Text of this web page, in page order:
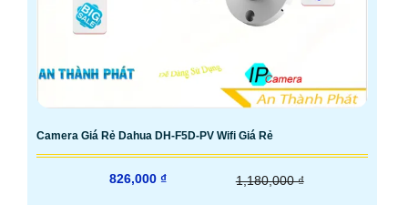
Camera Giá Rẻ Dahua DH-F5D-PV Wifi Giá Rẻ
826,000 ₫ 1,180,000 ₫